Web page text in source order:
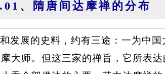
、隋唐间达摩禅的分布
发展的史料，约有三途：一为中
大师。但这三家的禅旨，它所表